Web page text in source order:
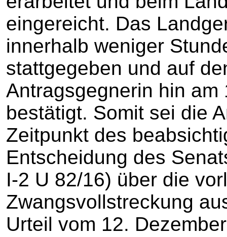
eingereicht. Das
innerhalb weniger
stattgegeben und auf
Antragsgegnerin hin am
bestätigt. Somit sei die
Zeitpunkt des
Entscheidung des
I-2 U 82/16) über die
Zwangsvollstreckung
Urteil vom 12.